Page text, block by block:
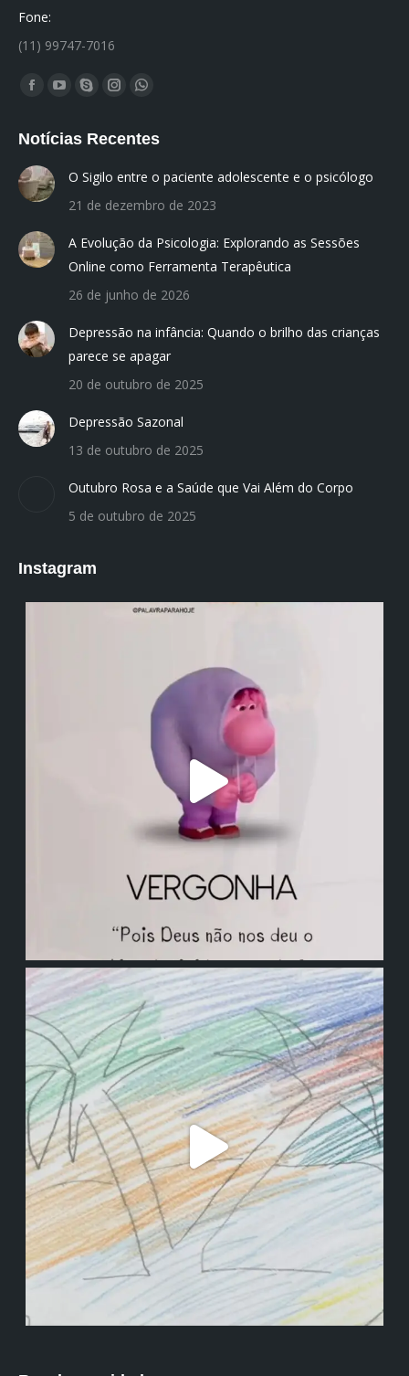
Fone:
(11) 99747-7016
Encontre-nos em:
Facebook
opens
in
new
window
YouTube
opens
window
Skype
opens
new
window
Instagram
opens
window
Whatsapp
opens
new
window
Notícias Recentes
O Sigilo entre o paciente adolescente e o psicólogo
21 de dezembro de 2023
A Evolução da Psicologia: Explorando as Sessões
Online como Ferramenta Terapêutica
26 de junho de 2026
Depressão na infância: Quando o brilho das crianças
parece se apagar
20 de outubro de 2025
Depressão Sazonal
13 de outubro de 2025
Outubro Rosa e a Saúde que Vai Além do Corpo
5 de outubro de 2025
Instagram
institutodanieladepolli